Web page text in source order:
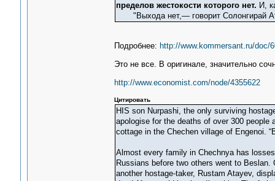
пределов жестокости которого нет. И,
"Выхода нет,— говорит Солонгирай
Подробнее: http://www.kommersant.ru/doc/
Это не все. В оригинале, значительно
http://www.economist.com/node/4355622
Цитировать
HIS son Nurpashi, the only surviving
apologise for the deaths of over 300 people
cottage in the Chechen village of Engenoi.
Almost every family in Chechnya has
Russians before two others went to
another hostage-taker, Rustam Atayev,